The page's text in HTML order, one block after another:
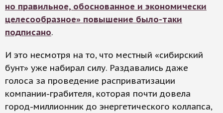
но правильное, обоснованное и экономически
целесообразное» повышение было-таки
подписано.
И это несмотря на то, что местный «сибирский
бунт» уже набирал силу. Раздавались даже
голоса за проведение расприватизации
компании-грабителя, которая почти довела
город-миллионник до энергетического коллапса,